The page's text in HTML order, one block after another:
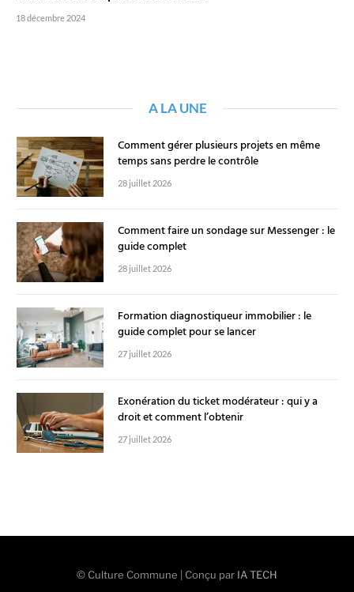
18 décembre 2024
A LA UNE
Comment gérer plusieurs projets en même
temps sans perdre le contrôle
28 juillet 2026
Comment faire un sondage sur Messenger : le
guide complet
28 juillet 2026
Formation diagnostiqueur immobilier : le
guide complet pour se lancer
27 juillet 2026
Exonération du ticket modérateur : qui y a
droit et comment l’obtenir
27 juillet 2026
© Culture Commune | Conçu par IA TECH